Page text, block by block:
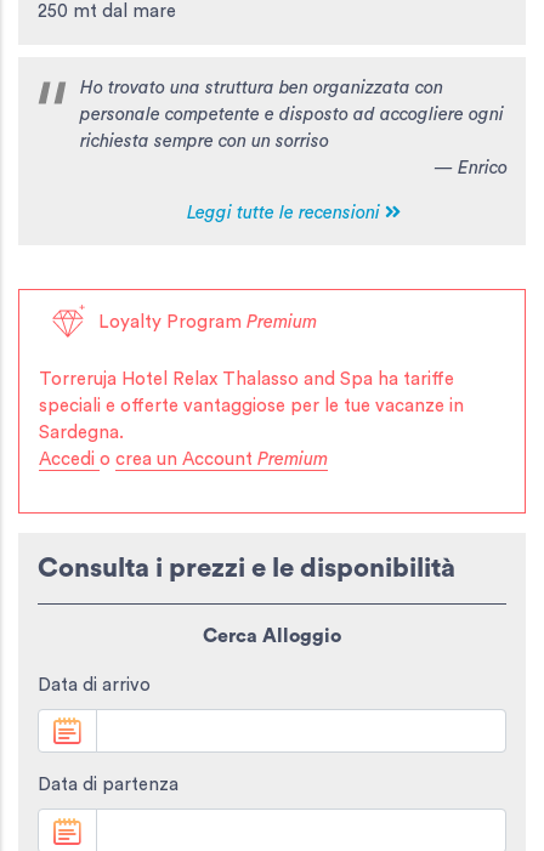
250 mt dal mare
Ho trovato una struttura ben organizzata con
personale competente e disposto ad accogliere ogni
richiesta sempre con un sorriso
— Enrico
Leggi tutte le recensioni
Loyalty ProgramPremium
Torreruja Hotel Relax Thalasso and Spa ha tariffe
speciali e offerte vantaggiose per le tue vacanze in
Sardegna.
Accedi o crea un Account Premium
Consulta i prezzi e le disponibilità
Cerca Alloggio
Data di arrivo
Data di partenza